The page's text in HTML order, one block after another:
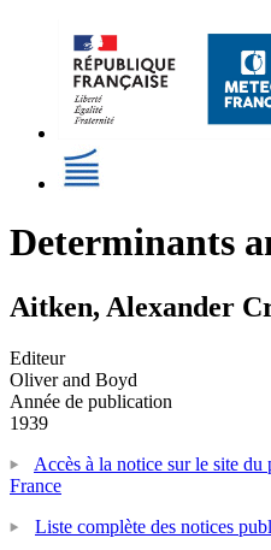
Determinants
Aitken, Alexander
Editeur
Oliver and Boyd
Année de publication
1939
Accès à la notice sur le site
France
Liste complète des notices